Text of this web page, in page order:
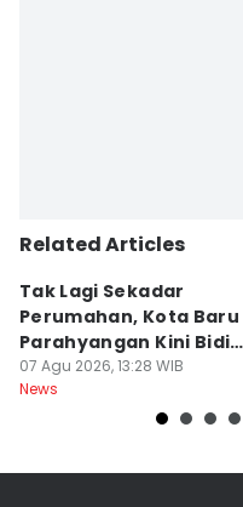
Related Articles
Tak Lagi Sekadar
Perumahan, Kota Baru
Parahyangan Kini Bidik
Wisatawan
07 Agu 2026, 13:28 WIB
News